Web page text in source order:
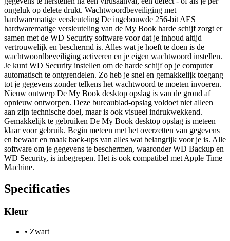
ongeluk op delete drukt. Wachtwoordbeveiliging met
hardwarematige versleuteling De ingebouwde 256-bit AES
hardwarematige versleuteling van de My Book harde schijf zorgt er
samen met de WD Security software voor dat je inhoud altijd
vertrouwelijk en beschermd is. Alles wat je hoeft te doen is de
wachtwoordbeveiliging activeren en je eigen wachtwoord instellen.
Je kunt WD Security instellen om de harde schijf op je computer
automatisch te ontgrendelen. Zo heb je snel en gemakkelijk toegang
tot je gegevens zonder telkens het wachtwoord te moeten invoeren.
Nieuw ontwerp De My Book desktop opslag is van de grond af
opnieuw ontworpen. Deze bureaublad-opslag voldoet niet alleen
aan zijn technische doel, maar is ook visueel indrukwekkend.
Gemakkelijk te gebruiken De My Book desktop opslag is meteen
klaar voor gebruik. Begin meteen met het overzetten van gegevens
en bewaar en maak back-ups van alles wat belangrijk voor je is. Alle
software om je gegevens te beschermen, waaronder WD Backup en
WD Security, is inbegrepen. Het is ook compatibel met Apple Time
Machine.
Specificaties
Kleur
• Zwart